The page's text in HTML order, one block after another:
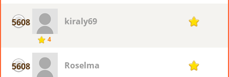
5608
4
kiraly69 1
5608 Roselma 1